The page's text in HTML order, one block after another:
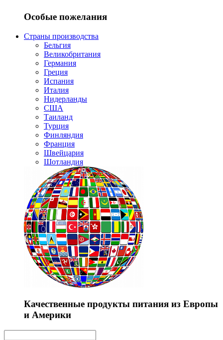
Особые пожелания
Страны производства
Бельгия
Великобритания
Германия
Греция
Испания
Италия
Нидерланды
США
Таиланд
Турция
Финляндия
Франция
Швейцария
Шотландия
Качественные продукты питания из Европы
и Америки